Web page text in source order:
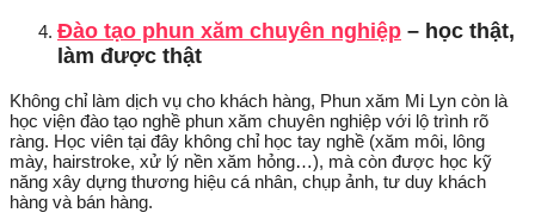
Đào tạo phun xăm chuyên nghiệp – học thật,
làm được thật
Không chỉ làm dịch vụ cho khách hàng, Phun xăm Mi Lyn còn là
học viện đào tạo nghề phun xăm chuyên nghiệp với lộ trình rõ
ràng. Học viên tại đây không chỉ học tay nghề (xăm môi, lông
mày, hairstroke, xử lý nền xăm hỏng…), mà còn được học kỹ
năng xây dựng thương hiệu cá nhân, chụp ảnh, tư duy khách
hàng và bán hàng.